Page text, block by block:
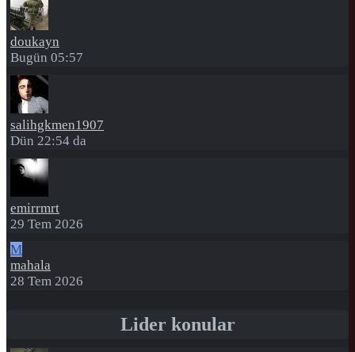
doukayn
Bugün 05:57
salihgkmen1907
Dün 22:54 da
emirrmrt
29 Tem 2026
M
mahala
28 Tem 2026
Lider konular